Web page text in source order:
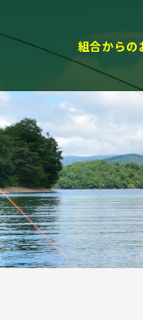
組合からの